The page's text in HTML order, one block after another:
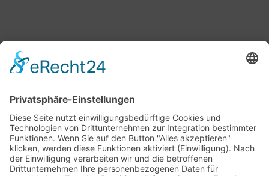
Bärbel Bas
Presse & Downloads
Pressemitteilungen
Pressefotos